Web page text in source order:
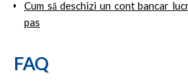
Cum să deschizi un cont bancar
pas
FAQ